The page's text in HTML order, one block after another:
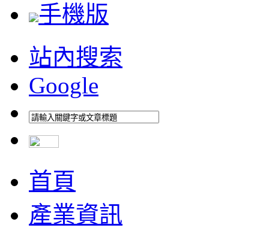
手機版
站內搜索
Google
首頁
產業資訊